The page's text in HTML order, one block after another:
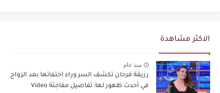
الاكثر مشاهدة
منذ عام
رزيقة فرحان تكشف السر وراء اختفائها بعد الزواج
في أحدث ظهور لها: تفاصيل مفاجئة Video